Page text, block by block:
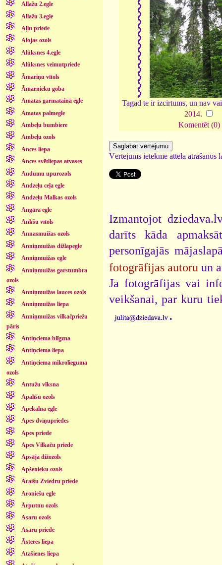
Allažu 2.egle
Allažu 3.egle
Aļļu priede
Alojas ozols
Alūksnes 4.egle
Alūksnes veimutpriede
Āmariņu vītols
Āmarnieku goba
Amatas garmatainā egle
Amatas palmegle
Ambeļu bumbiere
Ambeļu ozols
Ances liepa
Ances svētliepas atvases
Andumu upurozols
Andzeļu ceļa egle
Andzeļu Malkas ozols
Angāra egle
Ankšu vītols
Annasmuižas ozols
Anniņmuižas dižlapegle
Anniņmuižas egle
Anniņmuižas garstumbra
ozols
Anniņmuižas lauces ozols
Anniņmuižas liepa
Anniņmuižas vilkačpriežu
pāris
Antiņciema blīgzna
Antiņciema liepa
Antiņciema mikrolieguma
ozols
Antužu vīksna
Apalīšu ozols
Apekalna egle
Apes dvīņupriedes
Apes priede
Apes Vilkaču priede
Apsāja dižozols
Apšenieku ozols
Āraišu Zviedru priede
Aroniešu egle
Ārputnu ozols
Asaru ozols
Asaru priede
Āsteres liepa
Atašienes liepa
Tagad te ir izcirtums, un nav
2014.
Komentēt (0)
Vērtējums ietekmē attēla atrašanos
Izmantojot
darīts kāda
personīgajās
fotogrāfijas autoru un
Ja fotogrāfijas vai
veikšanai, par kuru
.